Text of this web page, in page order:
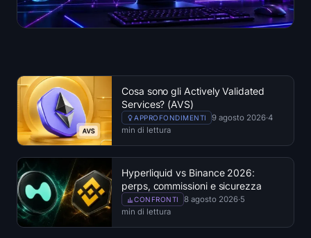
Cosa sono gli Actively Validated
Services? (AVS)
APPROFONDIMENTI 9 agosto 2026·4
min di lettura
Hyperliquid vs Binance 2026:
perps, commissioni e sicurezza
CONFRONTI 8 agosto 2026·5
min di lettura